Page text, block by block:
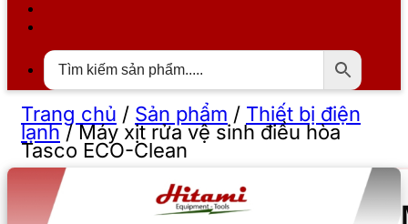
Trang chủ / Sản phẩm / Thiết bị điện
lạnh/Máy xịt rửa vệ sinh điều hòa
Tasco ECO-Clean